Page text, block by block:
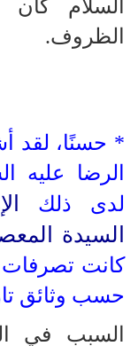
السلام
الظروف.
* حسنًا، لقد
الرضا عليه
لدى ذلك
السيدة
كانت تصرفات
حسب وثائق
السبب في